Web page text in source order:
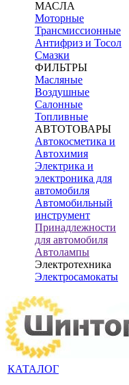
МАСЛА
Моторные
Трансмиссионные
Антифриз и Тосол
Смазки
ФИЛЬТРЫ
Масляные
Воздушные
Салонные
Топливные
АВТОТОВАРЫ
Автокосметика и
Автохимия
Электрика и
электроника для
автомобиля
Автомобильный
инструмент
Принадлежности
для автомобиля
Автолампы
Электротехника
Электросамокаты
КАТАЛОГ